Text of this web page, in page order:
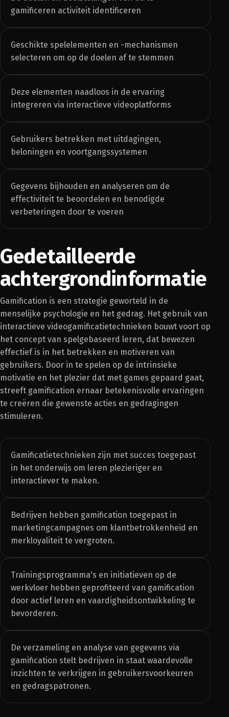
gamificeren activiteit identificeren
Geschikte spelelementen en -mechanismen
selecteren om op de doelen af te stemmen
Deze elementen naadloos in de ervaring
integreren via interactieve videoplatforms
Gebruikers betrekken met uitdagingen,
beloningen en voortgangssystemen
Gegevens bijhouden en analyseren om de
effectiviteit te beoordelen en benodigde
verbeteringen door te voeren
Gedetailleerde
achtergrondinformatie
Gamification is een strategie geworteld in de
menselijke psychologie en het gedrag. Het gebruik van
interactieve videogamificatietechnieken bouwt voort op
het concept van spelgebaseerd leren, dat bewezen
effectief is in het betrekken en motiveren van
gebruikers. Door in te spelen op de intrinsieke
motivatie en het plezier dat met games gepaard gaat,
streeft gamification ernaar betekenisvolle ervaringen
te creëren die gewenste acties en gedragingen
stimuleren.
Gamificatietechnieken zijn met succes toegepast
in het onderwijs om leren plezieriger en
interactiever te maken.
Bedrijven hebben gamification toegepast in
marketingcampagnes om klantbetrokkenheid en
merkloyaliteit te vergroten.
Trainingsprogramma's en initiatieven op de
werkvloer hebben geprofiteerd van gamification
door actief leren en vaardigheidsontwikkeling te
bevorderen.
De verzameling en analyse van gegevens via
gamification stelt bedrijven in staat waardevolle
inzichten te verkrijgen in gebruikersvoorkeuren
en gedragspatronen.